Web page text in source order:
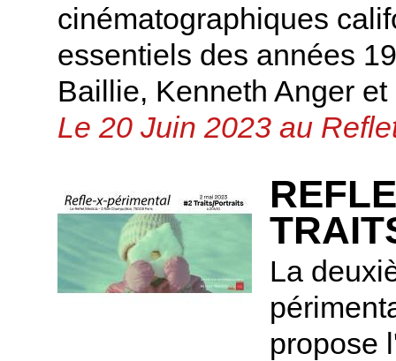
cinématographiques
essentiels des années
Baillie, Kenneth Anger
Le 20 Juin 2023 au
La
propose